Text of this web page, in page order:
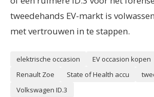
tweedehands EV-markt is
met vertrouwen in te stappen.
elektrische occasion EV occasion kopen
Renault Zoe
State of Health accu
Volkswagen ID.3